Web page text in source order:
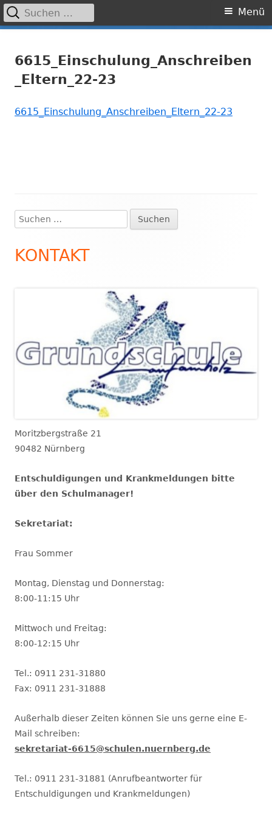
zum
Primäres
Menü
Suchen
nach:
6615_Einschulung_Anschreiben
_Eltern_22-23
6615_Einschulung_Anschreiben_Eltern_22-23
Haupt-
Seitenleiste
Suchen
nach:
KONTAKT
Moritzbergstraße 21
90482 Nürnberg
Entschuldigungen und Krankmeldungen bitte
über den Schulmanager!
Sekretariat:
Frau Sommer
Montag, Dienstag und Donnerstag:
8:00-11:15 Uhr
Mittwoch und Freitag:
8:00-12:15 Uhr
Tel.: 0911 231-31880
Fax: 0911 231-31888
Außerhalb dieser Zeiten können Sie uns gerne eine E-
Mail schreiben:
sekretariat-6615@schulen.nuernberg.de
Tel.: 0911 231-31881 (Anrufbeantworter für
Entschuldigungen und Krankmeldungen)